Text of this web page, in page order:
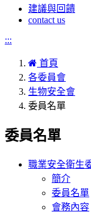
建議與回饋
contact us
:::
首頁
各委員會
生物安全會
委員名單
委員名單
職業安全衛生
簡介
委員名單
會務內容